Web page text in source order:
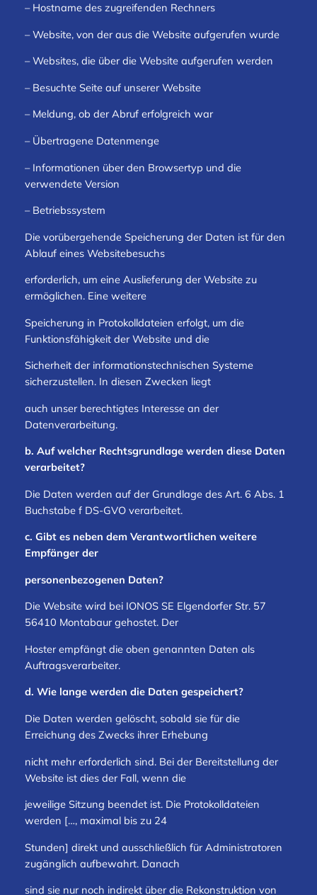
– Hostname des zugreifenden Rechners
– Website, von der aus die Website aufgerufen wurde
– Websites, die über die Website aufgerufen werden
– Besuchte Seite auf unserer Website
– Meldung, ob der Abruf erfolgreich war
– Übertragene Datenmenge
– Informationen über den Browsertyp und die
verwendete Version
– Betriebssystem
Die vorübergehende Speicherung der Daten ist für den
Ablauf eines Websitebesuchs
erforderlich, um eine Auslieferung der Website zu
ermöglichen. Eine weitere
Speicherung in Protokolldateien erfolgt, um die
Funktionsfähigkeit der Website und die
Sicherheit der informationstechnischen Systeme
sicherzustellen. In diesen Zwecken liegt
auch unser berechtigtes Interesse an der
Datenverarbeitung.
b. Auf welcher Rechtsgrundlage werden diese Daten
verarbeitet?
Die Daten werden auf der Grundlage des Art. 6 Abs. 1
Buchstabe f DS-GVO verarbeitet.
c. Gibt es neben dem Verantwortlichen weitere
Empfänger der
personenbezogenen Daten?
Die Website wird bei IONOS SE Elgendorfer Str. 57
56410 Montabaur gehostet. Der
Hoster empfängt die oben genannten Daten als
Auftragsverarbeiter.
d. Wie lange werden die Daten gespeichert?
Die Daten werden gelöscht, sobald sie für die
Erreichung des Zwecks ihrer Erhebung
nicht mehr erforderlich sind. Bei der Bereitstellung der
Website ist dies der Fall, wenn die
jeweilige Sitzung beendet ist. Die Protokolldateien
werden […, maximal bis zu 24
Stunden] direkt und ausschließlich für Administratoren
zugänglich aufbewahrt. Danach
sind sie nur noch indirekt über die Rekonstruktion von